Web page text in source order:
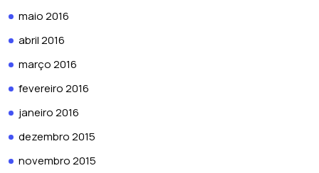
maio 2016
abril 2016
março 2016
fevereiro 2016
janeiro 2016
dezembro 2015
novembro 2015